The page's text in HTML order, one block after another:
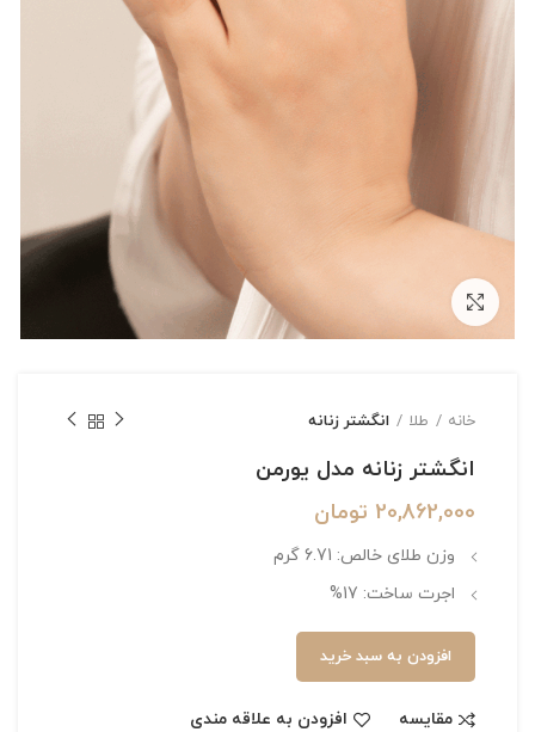
خانه طلا انگشتر زنانه
انگشتر زنانه مدل یورمن
20,862,000 تومان
وزن طلای خالص: 6.71 گرم
اجرت ساخت: 17%
افزودن به سبد خرید
مقایسه افزودن به علاقه مندی